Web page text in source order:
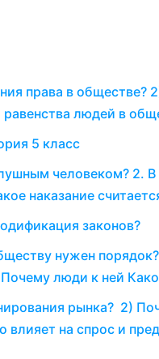
права в
людей в
5 класс
человеком? 2.
наказание
законов?
нужен
Почему люди к ней
рынка? 2)
влияет на спрос и